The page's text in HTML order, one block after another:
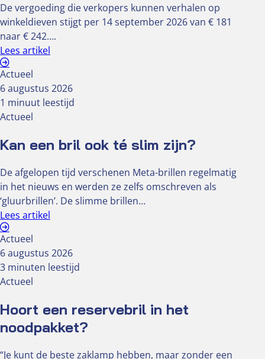
De vergoeding die verkopers kunnen verhalen op
winkeldieven stijgt per 14 september 2026 van € 181
naar € 242….
Lees artikel
Actueel
6 augustus 2026
1 minuut leestijd
Actueel
Kan een bril ook té slim zijn?
De afgelopen tijd verschenen Meta-brillen regelmatig
in het nieuws en werden ze zelfs omschreven als
‘gluurbrillen’. De slimme brillen…
Lees artikel
Actueel
6 augustus 2026
3 minuten leestijd
Actueel
Hoort een reservebril in het
noodpakket?
“Je kunt de beste zaklamp hebben, maar zonder een